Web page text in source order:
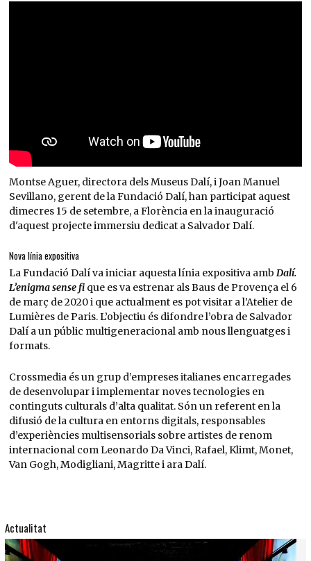
Montse Aguer, directora dels Museus Dalí, i Joan Manuel
Sevillano, gerent de la Fundació Dalí, han participat aquest
dimecres 15 de setembre, a Florència en la inauguració
d'aquest projecte immersiu dedicat a Salvador Dalí.
Nova línia expositiva
La Fundació Dalí va iniciar aquesta línia expositiva amb Dalí.
L’enigma sense fi que es va estrenar als Baus de Provença el 6
de març de 2020 i que actualment es pot visitar a l’Atelier de
Lumières de Paris. L’objectiu és difondre l’obra de Salvador
Dalí a un públic multigeneracional amb nous llenguatges i
formats.
Crossmedia és un grup d’empreses italianes encarregades
de desenvolupar i implementar noves tecnologies en
continguts culturals d’alta qualitat. Són un referent en la
difusió de la cultura en entorns digitals, responsables
d’experiències multisensorials sobre artistes de renom
internacional com Leonardo Da Vinci, Rafael, Klimt, Monet,
Van Gogh, Modigliani, Magritte i ara Dalí.
Actualitat